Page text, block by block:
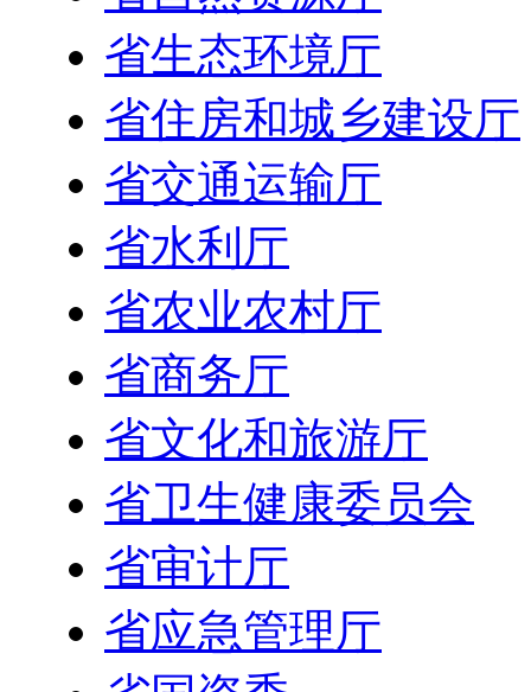
省生态环境厅
省住房和城乡建设厅
省交通运输厅
省水利厅
省农业农村厅
省商务厅
省文化和旅游厅
省卫生健康委员会
省审计厅
省应急管理厅